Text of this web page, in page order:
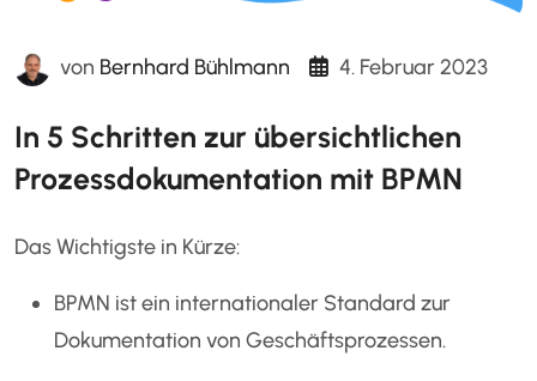
von Bernhard Bühlmann 4. Februar 2023
In 5 Schritten zur übersichtlichen
Prozessdokumentation mit BPMN
Das Wichtigste in Kürze:
BPMN ist ein internationaler Standard zur
Dokumentation von Geschäftsprozessen.